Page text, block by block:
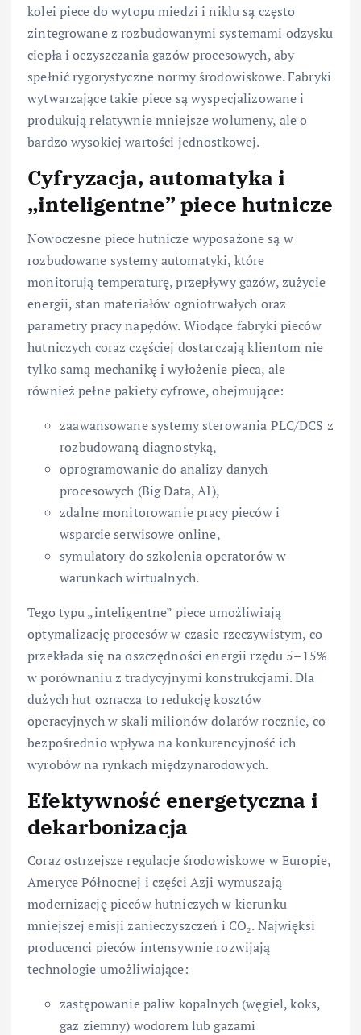
kolei piece do wytopu miedzi i niklu są często
zintegrowane z rozbudowanymi systemami odzysku
ciepła i oczyszczania gazów procesowych, aby
spełnić rygorystyczne normy środowiskowe. Fabryki
wytwarzające takie piece są wyspecjalizowane i
produkują relatywnie mniejsze wolumeny, ale o
bardzo wysokiej wartości jednostkowej.
Cyfryzacja, automatyka i
„inteligentne” piece hutnicze
Nowoczesne piece hutnicze wyposażone są w
rozbudowane systemy automatyki, które
monitorują temperaturę, przepływy gazów, zużycie
energii, stan materiałów ogniotrwałych oraz
parametry pracy napędów. Wiodące fabryki pieców
hutniczych coraz częściej dostarczają klientom nie
tylko samą mechanikę i wyłożenie pieca, ale
również pełne pakiety cyfrowe, obejmujące:
zaawansowane systemy sterowania PLC/DCS z
rozbudowaną diagnostyką,
oprogramowanie do analizy danych
procesowych (Big Data, AI),
zdalne monitorowanie pracy pieców i
wsparcie serwisowe online,
symulatory do szkolenia operatorów w
warunkach wirtualnych.
Tego typu „inteligentne” piece umożliwiają
optymalizację procesów w czasie rzeczywistym, co
przekłada się na oszczędności energii rzędu 5–15%
w porównaniu z tradycyjnymi konstrukcjami. Dla
dużych hut oznacza to redukcję kosztów
operacyjnych w skali milionów dolarów rocznie, co
bezpośrednio wpływa na konkurencyjność ich
wyrobów na rynkach międzynarodowych.
Efektywność energetyczna i
dekarbonizacja
Coraz ostrzejsze regulacje środowiskowe w Europie,
Ameryce Północnej i części Azji wymuszają
modernizację pieców hutniczych w kierunku
mniejszej emisji zanieczyszczeń i CO₂. Najwięksi
producenci pieców intensywnie rozwijają
technologie umożliwiające:
zastępowanie paliw kopalnych (węgiel, koks,
gaz ziemny) wodorem lub gazami